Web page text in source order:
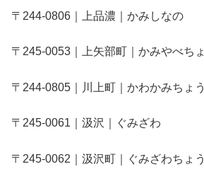
〒244-0806｜上品濃｜かみしなの
〒245-0053｜上矢部町｜かみやべち
〒244-0805｜川上町｜かわかみちょう
〒245-0061｜汲沢｜ぐみざわ
〒245-0062｜汲沢町｜ぐみざわちょう